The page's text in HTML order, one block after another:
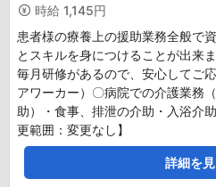
時給 1,145円
患者様の療養上の援助業務全般で
とスキルを身につけることが出来
毎月研修があるので、安心してご
アワーカー）〇病院での介護業務
助）・食事、排泄の介助・入浴介
更範囲：変更なし】
詳細を